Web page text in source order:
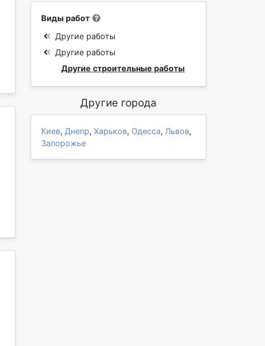
Виды работ
Другие работы
Другие работы
Другие строительные работы
Другие города
Киев, Днепр, Харьков, Одесса, Львов,
Запорожье